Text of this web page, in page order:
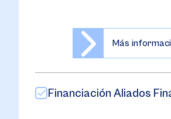
Más
Financiación Aliados